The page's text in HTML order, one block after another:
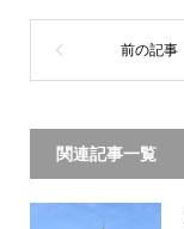
関連記事一覧